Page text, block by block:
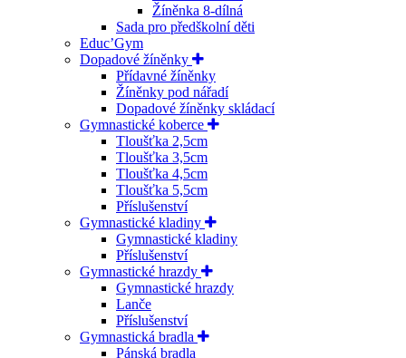
Žíněnka 8-dílná
Sada pro předškolní děti
Educ’Gym
Dopadové žíněnky
Přídavné žíněnky
Žíněnky pod nářadí
Dopadové žíněnky skládací
Gymnastické koberce
Tloušťka 2,5cm
Tloušťka 3,5cm
Tloušťka 4,5cm
Tloušťka 5,5cm
Příslušenství
Gymnastické kladiny
Gymnastické kladiny
Příslušenství
Gymnastické hrazdy
Gymnastické hrazdy
Lanče
Příslušenství
Gymnastická bradla
Pánská bradla